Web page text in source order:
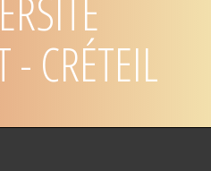
- CRÉTEIL